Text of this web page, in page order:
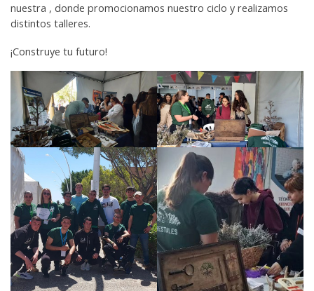
nuestra , donde promocionamos nuestro ciclo y realizamos
distintos talleres.
¡Construye tu futuro!